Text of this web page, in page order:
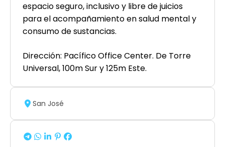
espacio seguro, inclusivo y libre de juicios
para el acompañamiento en salud mental y
consumo de sustancias.
Dirección: Pacífico Office Center. De Torre
Universal, 100m Sur y 125m Este.
San José